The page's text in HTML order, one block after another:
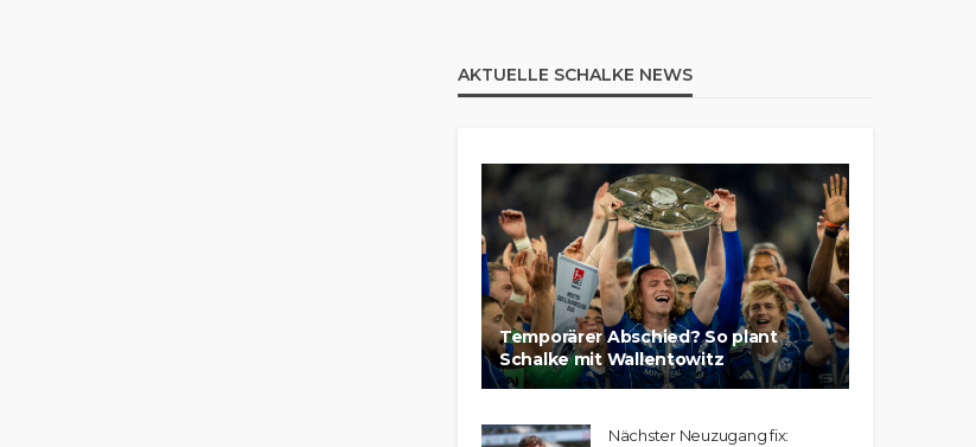
AKTUELLE SCHALKE NEWS
Temporärer Abschied? So plant
Schalke mit Wallentowitz
Nächster Neuzugang fix: